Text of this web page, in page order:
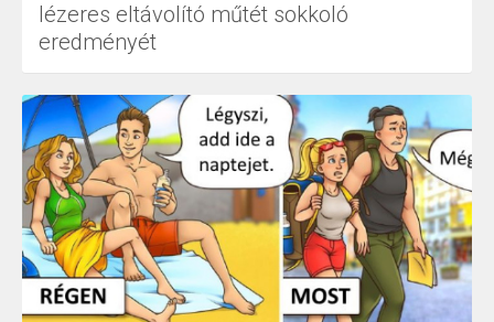
lézeres eltávolító műtét sokkoló
eredményét